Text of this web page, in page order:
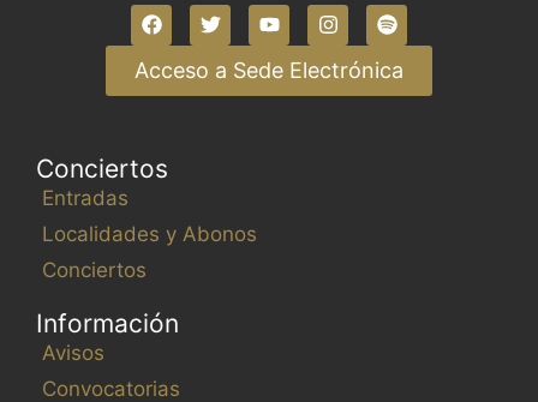
Acceso a Sede Electrónica
Conciertos
Entradas
Localidades y Abonos
Conciertos
Información
Avisos
Convocatorias